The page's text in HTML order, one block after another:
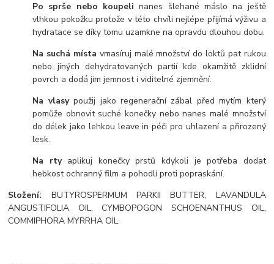
Po sprše nebo koupeli nanes šlehané máslo na ještě
vlhkou pokožku protože v této chvíli nejlépe přijímá výživu a
hydratace se díky tomu uzamkne na opravdu dlouhou dobu.
Na suchá místa vmasíruj malé množství do loktů pat rukou
nebo jiných dehydratovaných partií kde okamžitě zklidní
povrch a dodá jim jemnost i viditelné zjemnění.
Na vlasypoužij jako regenerační zábal před mytím který
pomůže obnovit suché konečky nebo nanes malé množství
do délek jako lehkou leave in péči pro uhlazení a přirozený
lesk.
Na rtyaplikuj konečky prstů kdykoli je potřeba dodat
hebkost ochranný film a pohodlí proti popraskání.
Složení: BUTYROSPERMUM PARKII BUTTER, LAVANDULA
ANGUSTIFOLIA OIL, CYMBOPOGON SCHOENANTHUS OIL,
COMMIPHORA MYRRHA OIL.